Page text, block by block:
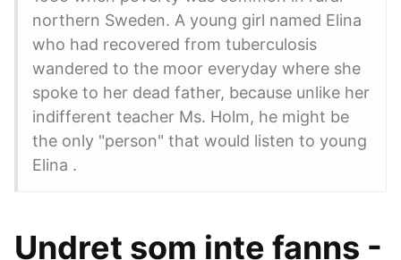
northern Sweden. A young girl named Elina
who had recovered from tuberculosis
wandered to the moor everyday where she
spoke to her dead father, because unlike her
indifferent teacher Ms. Holm, he might be
the only "person" that would listen to young
Elina .
Undret som inte fanns -